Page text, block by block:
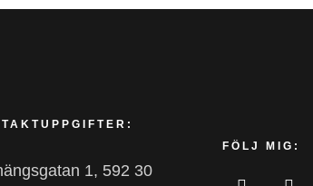
1, 592 30
FÖLJ MIG: